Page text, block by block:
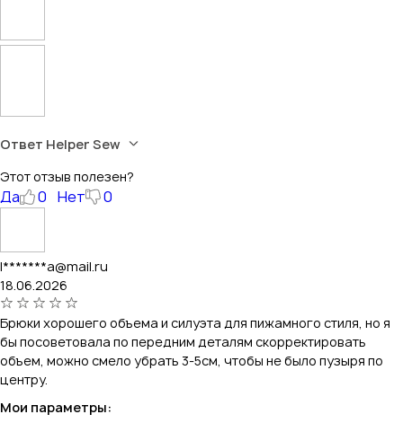
Ответ Helper Sew
Этот отзыв полезен?
Да 0 Нет 0
l*******a@mail.ru
18.06.2026
Брюки хорошего объема и силуэта для пижамного стиля, но я
бы посоветовала по передним деталям скорректировать
объем, можно смело убрать 3-5см, чтобы не было пузыря по
центру.
Мои параметры: